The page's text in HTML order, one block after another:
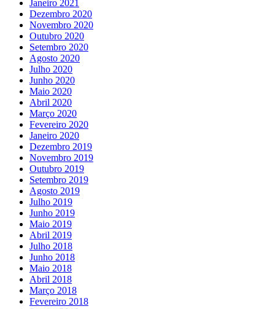
Janeiro 2021
Dezembro 2020
Novembro 2020
Outubro 2020
Setembro 2020
Agosto 2020
Julho 2020
Junho 2020
Maio 2020
Abril 2020
Março 2020
Fevereiro 2020
Janeiro 2020
Dezembro 2019
Novembro 2019
Outubro 2019
Setembro 2019
Agosto 2019
Julho 2019
Junho 2019
Maio 2019
Abril 2019
Julho 2018
Junho 2018
Maio 2018
Abril 2018
Março 2018
Fevereiro 2018